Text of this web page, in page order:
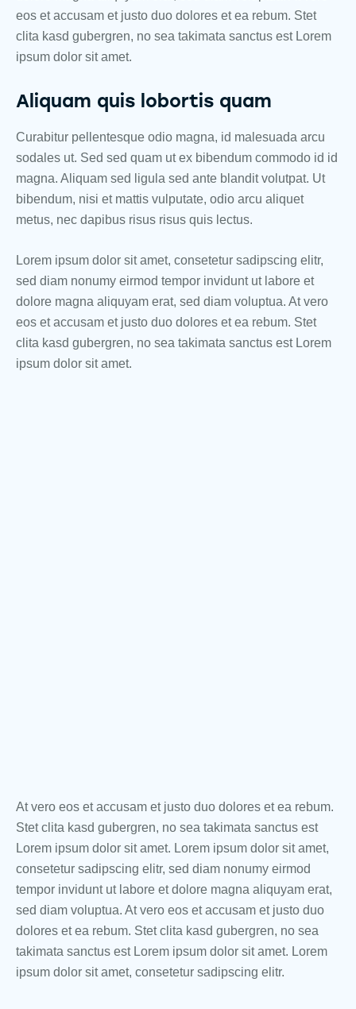
eos et accusam et justo duo dolores et ea rebum. Stet
clita kasd gubergren, no sea takimata sanctus est Lorem
ipsum dolor sit amet.
Aliquam quis lobortis quam
Curabitur pellentesque odio magna, id malesuada arcu
sodales ut. Sed sed quam ut ex bibendum commodo id id
magna. Aliquam sed ligula sed ante blandit volutpat. Ut
bibendum, nisi et mattis vulputate, odio arcu aliquet
metus, nec dapibus risus risus quis lectus.
Lorem ipsum dolor sit amet, consetetur sadipscing elitr,
sed diam nonumy eirmod tempor invidunt ut labore et
dolore magna aliquyam erat, sed diam voluptua. At vero
eos et accusam et justo duo dolores et ea rebum. Stet
clita kasd gubergren, no sea takimata sanctus est Lorem
ipsum dolor sit amet.
At vero eos et accusam et justo duo dolores et ea rebum.
Stet clita kasd gubergren, no sea takimata sanctus est
Lorem ipsum dolor sit amet. Lorem ipsum dolor sit amet,
consetetur sadipscing elitr, sed diam nonumy eirmod
tempor invidunt ut labore et dolore magna aliquyam erat,
sed diam voluptua. At vero eos et accusam et justo duo
dolores et ea rebum. Stet clita kasd gubergren, no sea
takimata sanctus est Lorem ipsum dolor sit amet. Lorem
ipsum dolor sit amet, consetetur sadipscing elitr.